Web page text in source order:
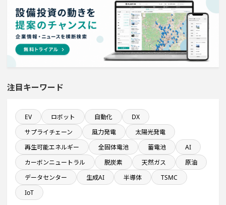
年間研究開発費が100億円以上の企業一覧
医薬品工場のプロジェクト
既に100億円以上の支払いが終了した設備新設計画
従業員数100名以上プロジェクト
直近3か月以内に完成プロジェクト
半導体設備に投資する設備新設計画
直近3か月以内に完了する設備新設計画
注目キーワード
EV ロボット 自動化
DX
サプライチェーン
風力発電
太陽光発電
再生可能エネルギー
全固体電池 蓄電池
AI
カーボンニュートラル
脱炭素 天然ガス
原油
データセンター
生成AI 半導体
TSMC
IoT